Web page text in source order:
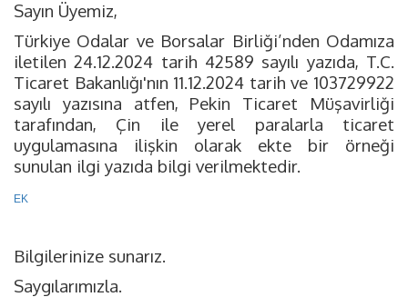
Sayın Üyemiz,
Türkiye Odalar ve Borsalar Birliği’nden Odamıza
iletilen 24.12.2024 tarih 42589 sayılı yazıda, T.C.
Ticaret Bakanlığı'nın 11.12.2024 tarih ve 103729922
sayılı yazısına atfen, Pekin Ticaret Müşavirliği
tarafından, Çin ile yerel paralarla ticaret
uygulamasına ilişkin olarak ekte bir örneği
sunulan ilgi yazıda bilgi verilmektedir.
EK
Bilgilerinize sunarız.
Saygılarımızla.